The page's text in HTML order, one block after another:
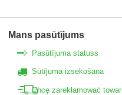
Mans pasūtījums
Pasūtījuma statuss
Sūtījuma izsekošana
Chcę zareklamować towar